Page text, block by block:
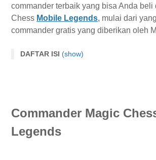
commander terbaik yang bisa Anda beli
Chess Mobile Legends, mulai dari
commander gratis yang diberikan oleh
DAFTAR ISI (show)
3. Remy
4. Eva
Commander Magic
Legends